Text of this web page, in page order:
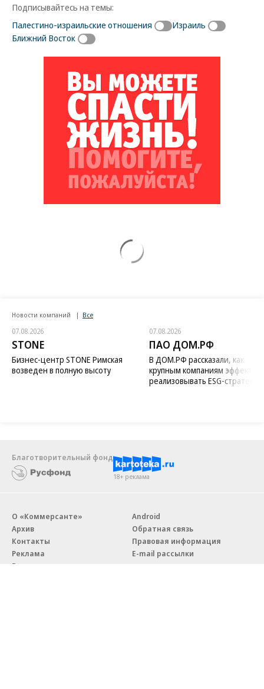
Подписывайтесь на темы:
Палестино-израильские отношения
Израиль
Ближний Восток
Новости компаний Все
07.08.2026
STONE
Бизнес-центр STONE Римская
возведен в полную высоту
07.08.2026
ПАО ДОМ.РФ
В ДОМ.РФ рассказали, как
крупным компаниям
реализовывать ESG-стратегию
Благотворительный фонд
18+ реклама
О «Коммерсанте»
Архив
Контакты
Реклама
Вакансии
Android
Обратная связь
Правовая информация
E-mail рассылки